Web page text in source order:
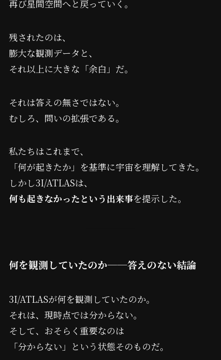
再び星間空間へと戻っていく。
残されたのは、
膨大な観測データと、
それ以上に大きな「余白」だ。
それは答えの無さではない。
むしろ、問いの拡張である。
私たちはこれまで、
「何が起きたか」を基準に宇宙を理解してきた。
しかし3I/ATLASは、
何も起きなかったという出来事を提示した。
何を観測していたのか──答えのない結論
3I/ATLASが何を観測していたのか。
それは、現時点では分からない。
そして、おそらく重要なのは
「分からない」という状態そのものだ。